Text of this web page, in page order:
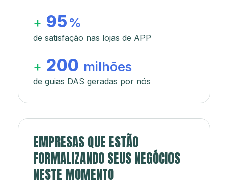
+ 95 %
de satisfação nas lojas de APP
+ 200 milhões
de guias DAS geradas por nós
EMPRESAS QUE ESTÃO
FORMALIZANDO SEUS NEGÓCIOS
NESTE MOMENTO